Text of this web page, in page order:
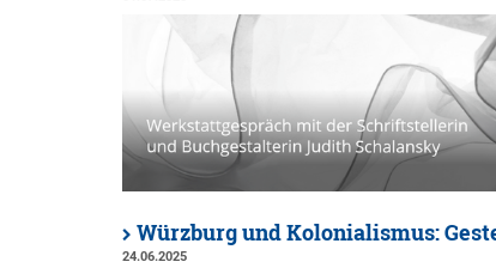
Würzburg und Kolonialismus:
24.06.2025